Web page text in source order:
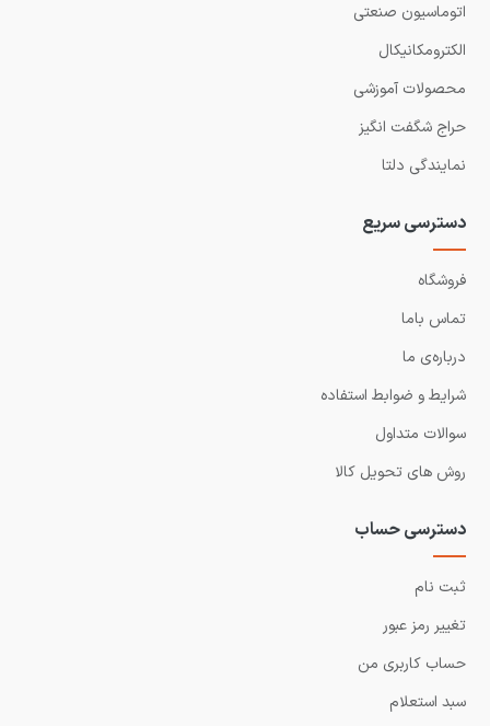
اتوماسیون صنعتی
الکترومکانیکال
محصولات آموزشی
حراج شگفت انگیز
نمایندگی دلتا
دسترسی سریع
فروشگاه
تماس باما
درباره‌ی ما
شرایط و ضوابط استفاده
سوالات متداول
روش های تحویل کالا
دسترسی حساب
ثبت نام
تغییر رمز عبور
حساب کاربری من
سبد استعلام